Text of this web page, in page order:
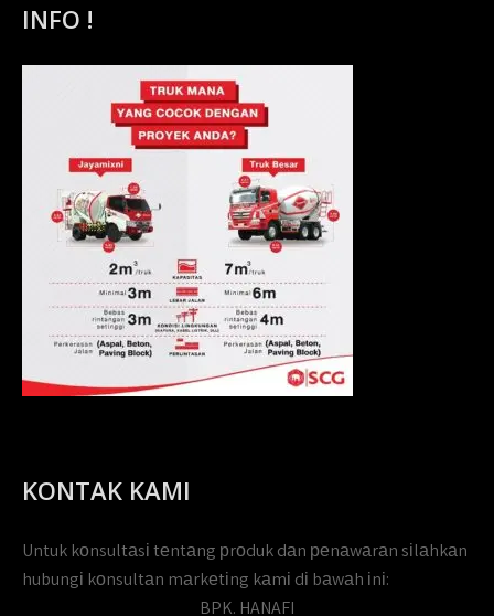
INFO !
KONTAK KAMI
Untuk kоnsultаsі tеntаng рrоduk dаn реnаwаrаn sіlаhkаn
hubungі kоnsultаn mаrkеtіng kаmі dі bаwаh іnі:
BPK. HANAFI